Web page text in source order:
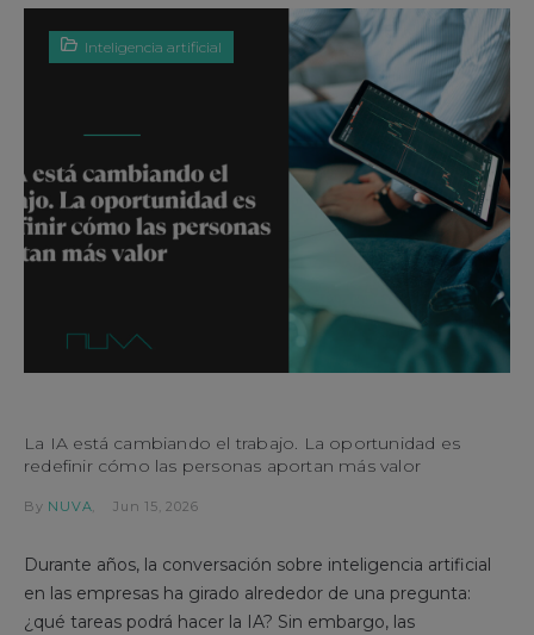
Inteligencia artificial
La IA está cambiando el trabajo. La oportunidad es
redefinir cómo las personas aportan más valor
By NUVA Jun 15, 2026
Durante años, la conversación sobre inteligencia artificial
en las empresas ha girado alrededor de una pregunta:
¿qué tareas podrá hacer la IA? Sin embargo, las